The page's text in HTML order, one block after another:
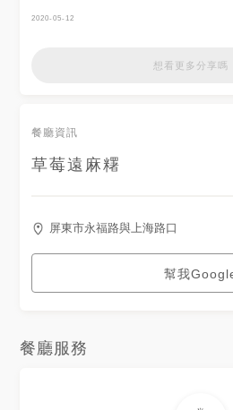
黏好吃
2020-05-12
想看更多分享嗎
餐廳資訊
草莓遠麻糬
屏東市永福路與上海路口
幫我
餐廳服務